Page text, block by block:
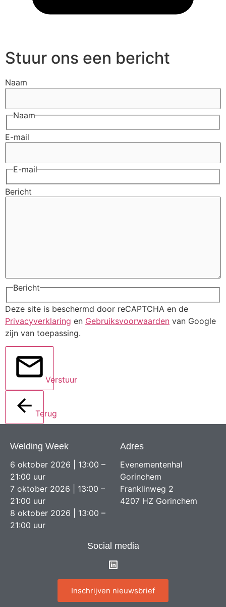
Stuur ons een bericht
Naam
Naam
E-mail
E-mail
Bericht
Bericht
Deze site is beschermd door reCAPTCHA en de
Privacyverklaring en Gebruiksvoorwaarden van Google
zijn van toepassing.
Verstuur
Terug
Welding Week
6 oktober 2026 | 13:00 –
21:00 uur
7 oktober 2026 | 13:00 –
21:00 uur
8 oktober 2026 | 13:00 –
21:00 uur
Adres
Evenementenhal
Gorinchem
Franklinweg 2
4207 HZ Gorinchem
Social media
Inschrijven nieuwsbrief